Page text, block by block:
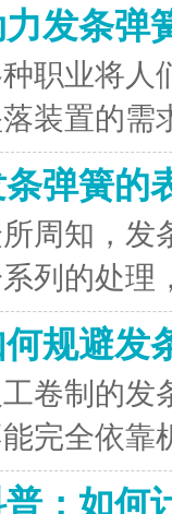
发条弹
职业将人
装置的需
弹簧的
周知，发
列的处理
规避发
工卷制的发
完全依靠
：如何